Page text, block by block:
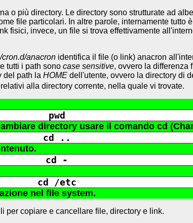
o più directory. Le directory sono strutturate ad
file particolari. In altre parole, internamente
fisici, invece, un file si trova effettivamente
cron.d/anacron identifica il file (o link) anacron
tutti i path sono case sensitive, ovvero la differenza
del path la HOME dell'utente, ovvero la directory di
alla directory corrente, nella quale vi trovate.
pwd
directory usare il comando cd
cd ..
cd -
cd /etc
nel file system.
per copiare e cancellare file, directory e link.